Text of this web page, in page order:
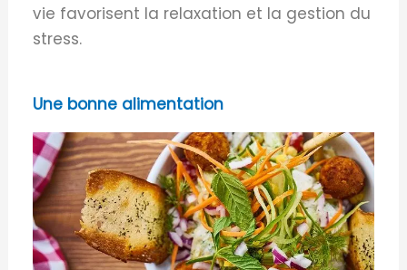
vie favorisent la relaxation et la gestion du
stress.
Une bonne alimentation